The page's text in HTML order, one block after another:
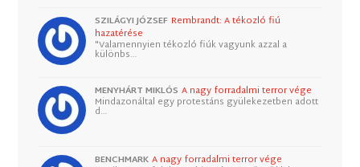
SZILÁGYI JÓZSEF Rembrandt: A tékozló fiú
hazatérése
"Valamennyien tékozló fiúk vagyunk azzal a
különbs…
MENYHÁRT MIKLÓS A nagy forradalmi terror vége
Mindazonáltal egy protestáns gyülekezetben adott
d…
BENCHMARK A nagy forradalmi terror vége